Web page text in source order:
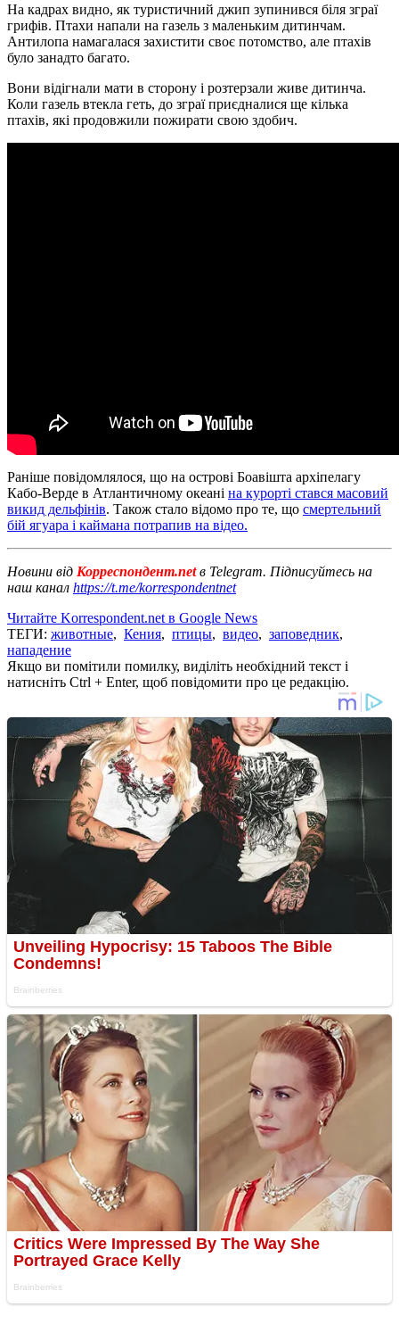
На кадрах видно, як туристичний джип зупинився біля зграї
грифів. Птахи напали на газель з маленьким дитинчам.
Антилопа намагалася захистити своє потомство, але птахів
було занадто багато.
Вони відігнали мати в сторону і розтерзали живе дитинча.
Коли газель втекла геть, до зграї приєдналися ще кілька
птахів, які продовжили пожирати свою здобич.
Раніше повідомлялося, що на острові Боавішта архіпелагу
Кабо-Верде в Атлантичному океані на курорті стався масовий
викид дельфінів. Також стало відомо про те, що смертельний
бій ягуара і каймана потрапив на відео.
Новини від Корреспондент.netв Telegram. Підписуйтесь на
наш канал https://t.me/korrespondentnet
Читайте Korrespondent.net в Google News
ТЕГИ: животные, Кения, птицы, видео, заповедник,
нападение
Якщо ви помітили помилку, виділіть необхідний текст і
натисніть Ctrl + Enter, щоб повідомити про це редакцію.